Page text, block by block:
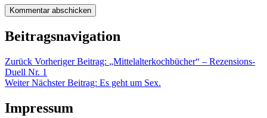
Beitragsnavigation
Zurück Vorheriger Beitrag: „Mittelalterkochbücher“ – Rezensions-
Duell Nr. 1
Weiter Nächster Beitrag: Es geht um Sex.
Impressum